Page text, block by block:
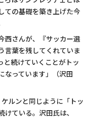
ての基礎を築き上げた今
西さんが、『サッカー選
言葉を残してくれていま
と続けていくことがトッ
なっています」（沢田
ルンと同じように「トッ
ている。沢田氏は、